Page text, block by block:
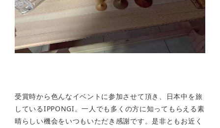
受賞時から色んなイベントに参加させて頂き、日本中を旅
しているIPPONGI。一人でも多くの方に知ってもらえる素
晴らしい機会をいつもいただき感謝です。是非ともお近く